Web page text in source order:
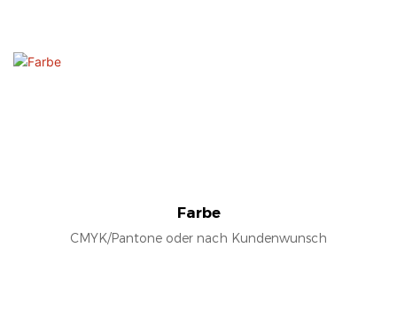
Farbe
CMYK/Pantone oder nach Kundenwunsch